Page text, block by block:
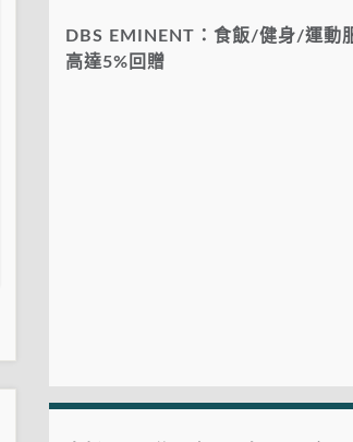
DBS EMINENT：食飯/健身/運動
高達5%回贈